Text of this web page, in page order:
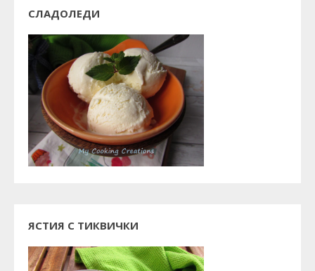
СЛАДОЛЕДИ
ЯСТИЯ С ТИКВИЧКИ